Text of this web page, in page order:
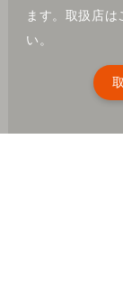
ます。取扱店
い。